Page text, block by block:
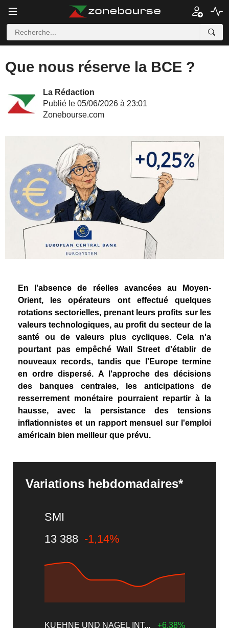
Que nous réserve la BCE ?
La Rédaction
Publié le 05/06/2026 à 23:01
Zonebourse.com
En l'absence de réelles avancées au Moyen-
Orient, les opérateurs ont effectué quelques
rotations sectorielles, prenant leurs profits sur les
valeurs technologiques, au profit du secteur de la
santé ou de valeurs plus cycliques. Cela n'a
pourtant pas empêché Wall Street d'établir de
nouveaux records, tandis que l'Europe termine
en ordre dispersé. A l'approche des décisions
des banques centrales, les anticipations de
resserrement monétaire pourraient repartir à la
hausse, avec la persistance des tensions
inflationnistes et un rapport mensuel sur l'emploi
américain bien meilleur que prévu.
Variations hebdomadaires*
SMI
13 388 -1,14%
KUEHNE UND NAGEL INT...
+6,38%